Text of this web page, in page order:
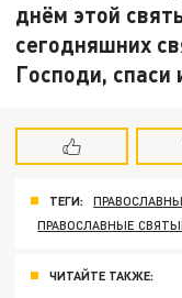
днём этой
сегодняшних
Господи, спаси
ТЕГИ:
ПРАВОСЛАВНЫЕ
ЧИТАЙТЕ ТАКЖЕ: